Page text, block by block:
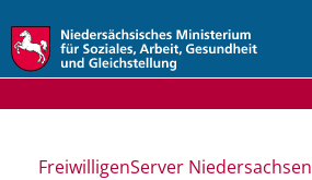
FreiwilligenServer Niedersachsen